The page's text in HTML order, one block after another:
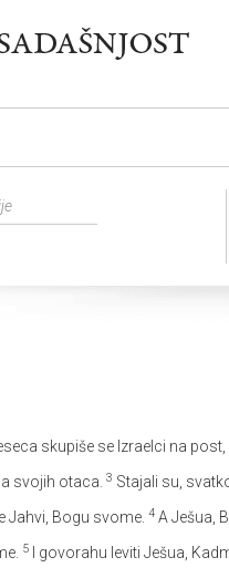
skupiše se Izraelci na
svojih otaca. 3 Stajali su,
Jahvi, Bogu svome. 4 A Ješua,
5 I govorahu leviti Ješua,